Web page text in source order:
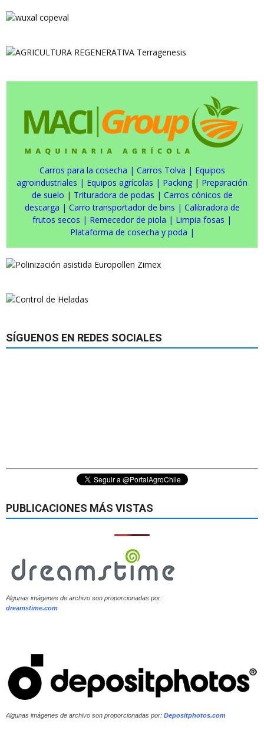
Carros para la cosecha | Carros Tolva | Equipos
agroindustriales | Equipos agrícolas | Packing | Preparación
de suelo | Trituradora de podas | Carros cónicos de
descarga | Carro transportador de bins | Calibradora de
frutos secos | Remecedor de piola | Limpia fosas |
Plataforma de cosecha y poda |
SÍGUENOS EN REDES SOCIALES
PUBLICACIONES MÁS VISTAS
Algunas imágenes de archivo son proporcionadas por:
dreamstime.com
Algunas imágenes de archivo son proporcionadas por: Depositphotos.com